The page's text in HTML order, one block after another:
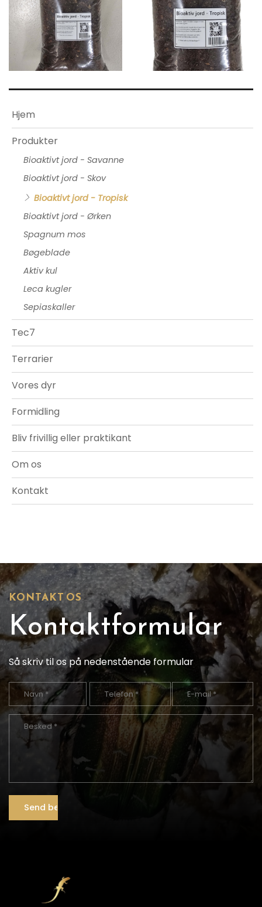
Primær
navigation
Hjem
Produkter
Bioaktivt jord - Savanne
Bioaktivt jord - Skov
Bioaktivt jord - Tropisk
Bioaktivt jord - Ørken
Spagnum mos
Bøgeblade
Aktiv kul
Leca kugler
Sepiaskaller
Tec7
Terrarier
Vores dyr
Formidling
Bliv frivillig eller praktikant
Om os
Kontakt
KONTAKT OS
Kontaktformular
Så skriv til os på nedenstående formular